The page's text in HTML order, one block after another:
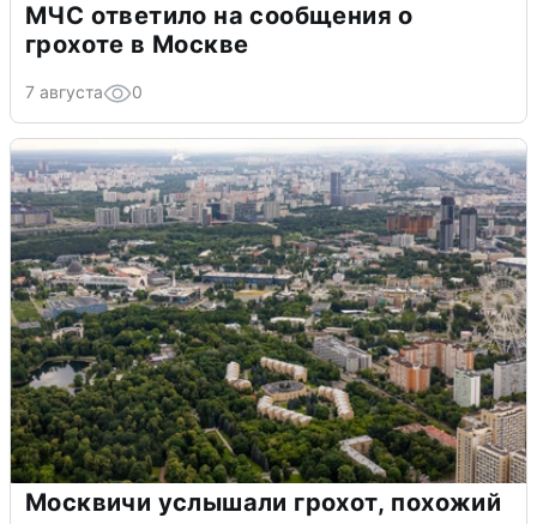
МЧС ответило на сообщения о
грохоте в Москве
7 августа 0
Москвичи услышали грохот, похожий